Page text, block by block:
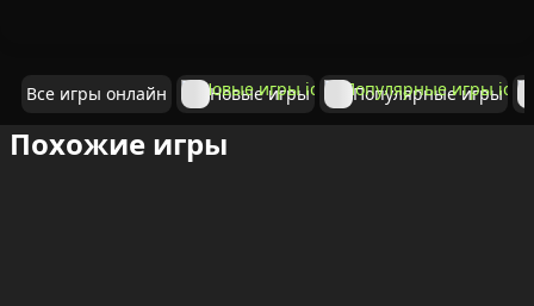
Все игры онлайн Новые игры Популярные игры
Похожие игры